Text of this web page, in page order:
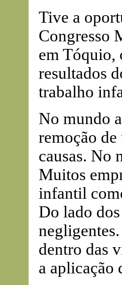
Tive a
Congresso
em Tóquio,
resultados
trabalho
No mundo
remoção
causas. No
Muitos
infantil
Do lado
dentro das
a aplicação